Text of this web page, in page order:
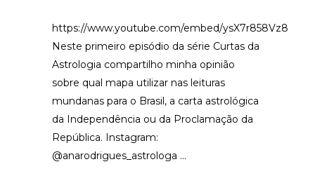
https://www.youtube.com/embed/ysX7r858Vz8
Neste primeiro episódio da série Curtas da
Astrologia compartilho minha opinião
sobre qual mapa utilizar nas leituras
mundanas para o Brasil, a carta astrológica
da Independência ou da Proclamação da
República. Instagram:
@anarodrigues_astrologa